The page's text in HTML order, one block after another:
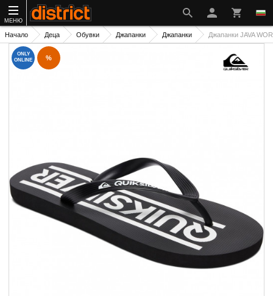
МЕНЮ
Начало Деца Обувки Джапанки Джапанки Джапанки JAVA
ONLY
ONLINE
%